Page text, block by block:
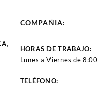
,
COMPAÑIA:
HORAS DE TRABAJO:
Lunes a Viernes de
TELÉFONO: